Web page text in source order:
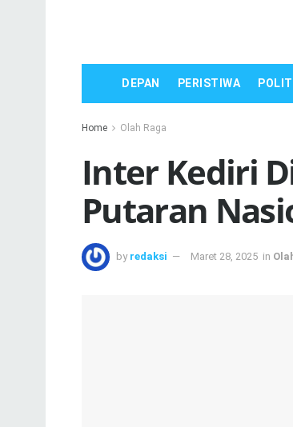
DEPAN PERISTIWA
Home Olah Raga
Inter Kediri
Putaran
by redaksi Maret 28, 2025 in